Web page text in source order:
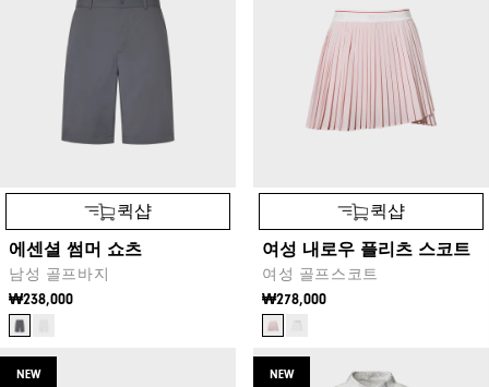
퀵샵
에센셜 썸머 쇼츠
남성 골프바지
₩238,000
퀵샵
여성 내로우 플리츠 스코트
여성 골프스코트
₩278,000
NEW NEW